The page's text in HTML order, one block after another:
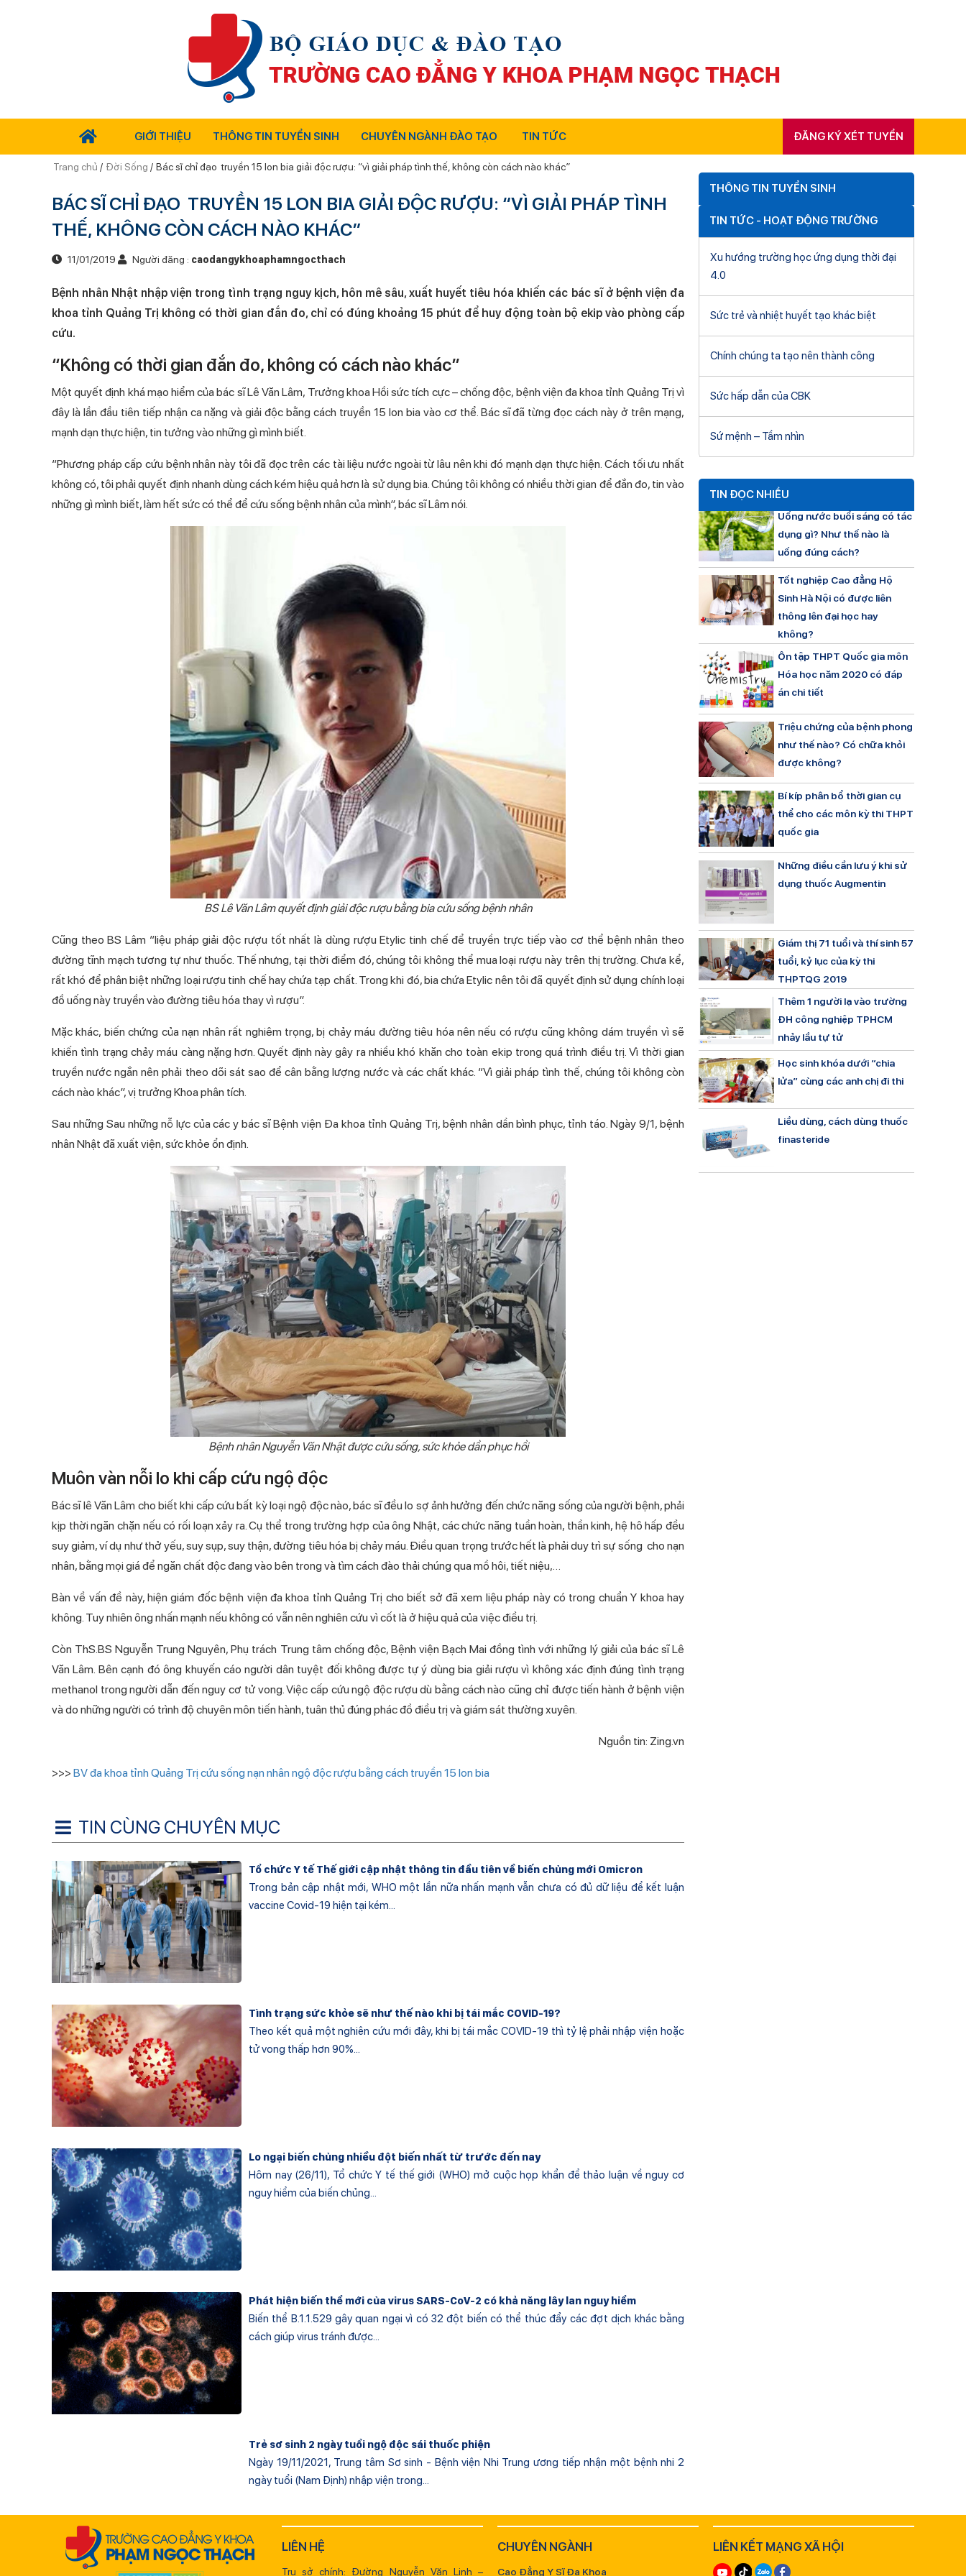
GIỚI THIỆU THÔNG TIN TUYỂN SINH CHUYÊN NGÀNH ĐÀO TẠO TIN TỨC ĐĂNG KÝ XÉT TUYỂN
Trang chủ / Đời Sống / Bác sĩ chỉ đạo truyền 15 lon bia giải độc rượu: “vì giải pháp tình thế, không còn cách nào khác”
BÁC SĨ CHỈ ĐẠO TRUYỀN 15 LON BIA GIẢI ĐỘC RƯỢU: “VÌ GIẢI PHÁP TÌNH
THẾ, KHÔNG CÒN CÁCH NÀO KHÁC”
11/01/2019 Người đăng : caodangykhoaphamngocthach
Bệnh nhân Nhật nhập viện trong tình trạng nguy kịch, hôn mê sâu, xuất huyết tiêu hóa khiến các bác sĩ ở bệnh viện đa
khoa tỉnh Quảng Trị không có thời gian đắn đo, chỉ có đúng khoảng 15 phút để huy động toàn bộ ekip vào phòng cấp
cứu.
“Không có thời gian đắn đo, không có cách nào khác”
Một quyết định khá mạo hiểm của bác sĩ Lê Văn Lâm, Trưởng khoa Hồi sức tích cực – chống độc, bệnh viện đa khoa tỉnh Quảng Trị vì
đây là lần đầu tiên tiếp nhận ca nặng và giải độc bằng cách truyền 15 lon bia vào cơ thể. Bác sĩ đã từng đọc cách này ở trên mạng,
mạnh dạn thực hiện, tin tưởng vào những gì mình biết.
“Phương pháp cấp cứu bệnh nhân này tôi đã đọc trên các tài liệu nước ngoài từ lâu nên khi đó mạnh dạn thực hiện. Cách tối ưu nhất
không có, tôi phải quyết định nhanh dùng cách kém hiệu quả hơn là sử dụng bia. Chúng tôi không có nhiều thời gian để đắn đo, tin vào
những gì mình biết, làm hết sức có thể để cứu sống bệnh nhân của mình”, bác sĩ Lâm nói.
BS Lê Văn Lâm quyết định giải độc rượu bằng bia cứu sống bệnh nhân
Cũng theo BS Lâm “liệu pháp giải độc rượu tốt nhất là dùng rượu Etylic tinh chế để truyền trực tiếp vào cơ thể bệnh nhân theo
đường tĩnh mạch tương tự như thuốc. Thế nhưng, tại thời điểm đó, chúng tôi không thể mua loại rượu này trên thị trường. Chưa kể,
rất khó để phân biệt những loại rượu tinh chế hay chứa tạp chất. Trong khi đó, bia chứa Etylic nên tôi đã quyết định sử dụng chính loại
đồ uống này truyền vào đường tiêu hóa thay vì rượu”.
Mặc khác, biến chứng của nạn nhân rất nghiêm trọng, bị chảy máu đường tiêu hóa nên nếu có rượu cũng không dám truyền vì sẽ
khiến tình trạng chảy máu càng nặng hơn. Quyết định này gây ra nhiều khó khăn cho toàn ekip trong quá trình điều trị. Vì thời gian
truyền nước ngắn nên phải theo dõi sát sao để cân bằng lượng nước và các chất khác. “Vì giải pháp tình thế, chúng tôi không còn
cách nào khác”, vị trưởng Khoa phân tích.
Sau những Sau những nỗ lực của các y bác sĩ Bệnh viện Đa khoa tỉnh Quảng Trị, bệnh nhân dần bình phục, tỉnh táo. Ngày 9/1, bệnh
nhân Nhật đã xuất viện, sức khỏe ổn định.
Bệnh nhân Nguyễn Văn Nhật được cứu sống, sức khỏe dần phục hồi
Muôn vàn nỗi lo khi cấp cứu ngộ độc
Bác sĩ lê Văn Lâm cho biết khi cấp cứu bất kỳ loại ngộ độc nào, bác sĩ đều lo sợ ảnh hưởng đến chức năng sống của người bệnh, phải
kịp thời ngăn chặn nếu có rối loạn xảy ra. Cụ thể trong trường hợp của ông Nhật, các chức năng tuần hoàn, thần kinh, hệ hô hấp đều
suy giảm, ví dụ như thở yếu, suy sụp, suy thận, đường tiêu hóa bị chảy máu. Điều quan trọng trước hết là phải duy trì sự sống cho nạn
nhân, bằng mọi giá để ngăn chất độc đang vào bên trong và tìm cách đào thải chúng qua mồ hôi, tiết niệu,…
Bàn về vấn đề này, hiện giám đốc bệnh viện đa khoa tỉnh Quảng Trị cho biết sở đã xem liệu pháp này có trong chuẩn Y khoa hay
không. Tuy nhiên ông nhấn mạnh nếu không có vẫn nên nghiên cứu vì cốt là ở hiệu quả của việc điều trị.
Còn ThS.BS Nguyễn Trung Nguyên, Phụ trách Trung tâm chống độc, Bệnh viện Bạch Mai đồng tình với những lý giải của bác sĩ Lê
Văn Lâm. Bên cạnh đó ông khuyến cáo người dân tuyệt đối không được tự ý dùng bia giải rượu vì không xác định đúng tình trạng
methanol trong người dẫn đến nguy cơ tử vong. Việc cấp cứu ngộ độc rượu dù bằng cách nào cũng chỉ được tiến hành ở bệnh viện
và do những người có trình độ chuyên môn tiến hành, tuân thủ đúng phác đồ điều trị và giám sát thường xuyên.
Nguồn tin: Zing.vn
>>> BV đa khoa tỉnh Quảng Trị cứu sống nạn nhân ngộ độc rượu bằng cách truyền 15 lon bia
TIN CÙNG CHUYÊN MỤC
Tổ chức Y tế Thế giới cập nhật thông tin đầu tiên về biến chủng mới Omicron
Trong bản cập nhật mới, WHO một lần nữa nhấn mạnh vẫn chưa có đủ dữ liệu để kết luận
vaccine Covid-19 hiện tại kém...
Tình trạng sức khỏe sẽ như thế nào khi bị tái mắc COVID-19?
Theo kết quả một nghiên cứu mới đây, khi bị tái mắc COVID-19 thì tỷ lệ phải nhập viện hoặc
tử vong thấp hơn 90%...
Lo ngại biến chủng nhiều đột biến nhất từ trước đến nay
Hôm nay (26/11), Tổ chức Y tế thế giới (WHO) mở cuộc họp khẩn để thảo luận về nguy cơ
nguy hiểm của biến chủng...
Phát hiện biến thể mới của virus SARS-CoV-2 có khả năng lây lan nguy hiểm
Biến thể B.1.1.529 gây quan ngại vì có 32 đột biến có thể thúc đẩy các đợt dịch khác bằng
cách giúp virus tránh được...
Trẻ sơ sinh 2 ngày tuổi ngộ độc sái thuốc phiện
Ngày 19/11/2021, Trung tâm Sơ sinh - Bệnh viện Nhi Trung ương tiếp nhận một bệnh nhi 2
ngày tuổi (Nam Định) nhập viện trong...
THÔNG TIN TUYỂN SINH
TIN TỨC - HOẠT ĐỘNG TRƯỜNG
Xu hướng trường học ứng dụng thời đại
4.0
Sức trẻ và nhiệt huyết tạo khác biệt
Chính chúng ta tạo nên thành công
Sức hấp dẫn của CBK
Sứ mệnh – Tầm nhìn
TIN ĐỌC NHIỀU
Uống nước buổi sáng có tác
dụng gì? Như thế nào là
uống đúng cách?
Tốt nghiệp Cao đẳng Hộ
Sinh Hà Nội có được liên
thông lên đại học hay
không?
Ôn tập THPT Quốc gia môn
Hóa học năm 2020 có đáp
án chi tiết
Triệu chứng của bệnh phong
như thế nào? Có chữa khỏi
được không?
Bí kíp phân bổ thời gian cụ
thể cho các môn kỳ thi THPT
quốc gia
Những điều cần lưu ý khi sử
dụng thuốc Augmentin
Giám thị 71 tuổi và thí sinh 57
tuổi, kỷ lục của kỳ thi
THPTQG 2019
Thêm 1 người lạ vào trường
ĐH công nghiệp TPHCM
nhảy lầu tự tử
Học sinh khóa dưới “chia
lửa” cùng các anh chị đi thi
Liều dùng, cách dùng thuốc
finasteride
LIÊN HỆ
Trụ sở chính: Đường Nguyễn Văn Linh –
CHUYÊN NGÀNH
Cao Đẳng Y Sĩ Đa Khoa
LIÊN KẾT MẠNG XÃ HỘI